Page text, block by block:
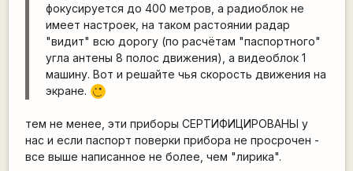
фокусируется до 400 метров, а радиоблок не
имеет настроек, на таком растоянии радар
"видит" всю дорогу (по расчётам "паспортного"
угла антены 8 полос движения), а видеоблок 1
машину. Вот и решайте чья скорость движения на
экране.
;)
тем не менее, эти приборы СЕРТИФИЦИРОВАНЫ у
нас и если паспорт поверки прибора не просрочен -
все выше написанное не более, чем "лирика".